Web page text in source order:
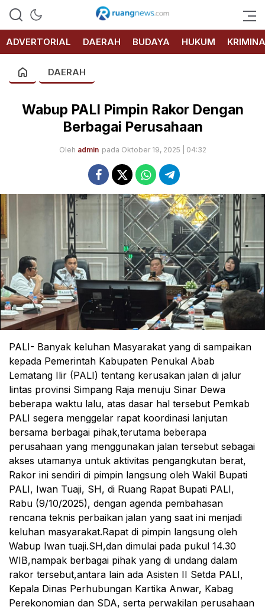
RUANG
NEWS
ADVERTORIAL
DAERAH BUDAYA HUKUM
DAERAH
Wabup PALI Pimpin Rakor Dengan
Berbagai Perusahaan
Oleh admin pada Oktober 19, 2025 | 04:32
PALI- Banyak keluhan Masyarakat yang di sampaikan
kepada Pemerintah Kabupaten Penukal Abab
Lematang Ilir (PALI) tentang kerusakan jalan di jalur
lintas provinsi Simpang Raja menuju Sinar Dewa
beberapa waktu lalu, atas dasar hal tersebut Pemkab
PALI segera menggelar rapat koordinasi lanjutan
bersama berbagai pihak,terutama beberapa
perusahaan yang menggunakan jalan tersebut sebagai
akses utamanya untuk aktivitas pengangkutan berat,
Rakor ini sendiri di pimpin langsung oleh Wakil Bupati
PALI, Iwan Tuaji, SH, di Ruang Rapat Bupati PALI,
Rabu (9/10/2025), dengan agenda pembahasan
rencana teknis perbaikan jalan yang saat ini menjadi
keluhan masyarakat.Rapat di pimpin langsung oleh
Wabup Iwan tuaji.SH,dan dimulai pada pukul 14.30
WIB,nampak berbagai pihak yang di undang dalam
rakor tersebut,antara lain ada Asisten II Setda PALI,
Kepala Dinas Perhubungan Kartika Anwar, Kabag
Perekonomian dan SDA, serta perwakilan perusahaan